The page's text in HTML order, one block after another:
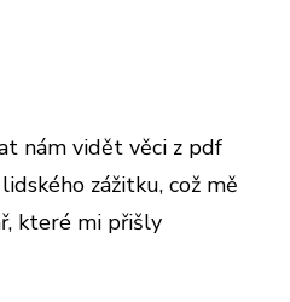
nám vidět věci z pdf
zážitku, což mě
které mi přišly